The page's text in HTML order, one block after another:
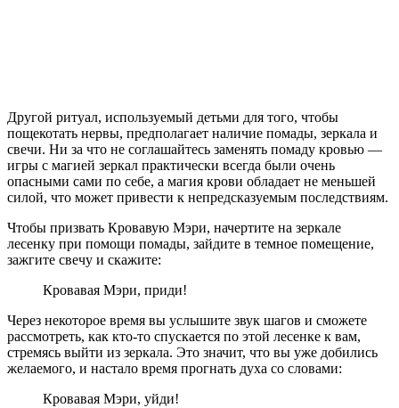
Другой ритуал, используемый детьми для того, чтобы
пощекотать нервы, предполагает наличие помады, зеркала и
свечи. Ни за что не соглашайтесь заменять помаду кровью —
игры с магией зеркал практически всегда были очень
опасными сами по себе, а магия крови обладает не меньшей
силой, что может привести к непредсказуемым последствиям.
Чтобы призвать Кровавую Мэри, начертите на зеркале
лесенку при помощи помады, зайдите в темное помещение,
зажгите свечу и скажите:
Кровавая Мэри, приди!
Через некоторое время вы услышите звук шагов и сможете
рассмотреть, как кто-то спускается по этой лесенке к вам,
стремясь выйти из зеркала. Это значит, что вы уже добились
желаемого, и настало время прогнать духа со словами:
Кровавая Мэри, уйди!